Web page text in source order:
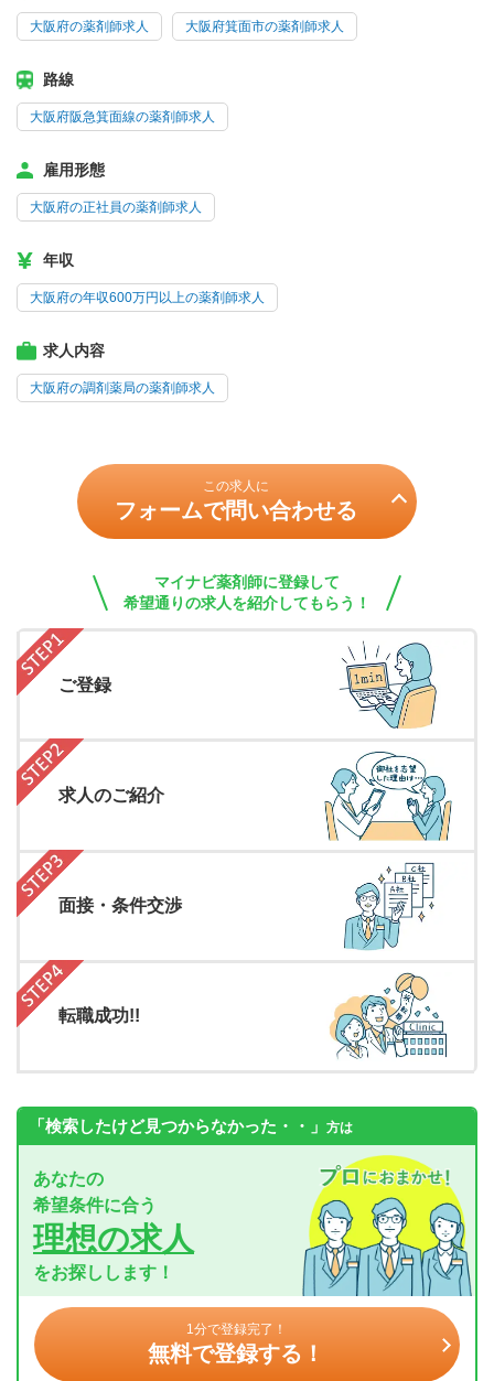
大阪府の薬剤師求人 大阪府箕面市の薬剤師求人
路線
大阪府阪急箕面線の薬剤師求人
雇用形態
大阪府の正社員の薬剤師求人
年収
大阪府の年収600万円以上の薬剤師求人
求人内容
大阪府の調剤薬局の薬剤師求人
この求人に
フォームで問い合わせる
マイナビ薬剤師に登録して
希望通りの求人を紹介してもらう！
ご登録
求人のご紹介
面接・条件交渉
転職成功!!
「検索したけど見つからなかった・・」 方は
あなたの
希望条件に合う
理想の求人
をお探しします！
1分で登録完了！
無料で登録する！